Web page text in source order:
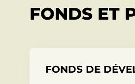
FONDS ET
FONDS DE